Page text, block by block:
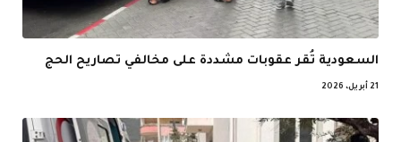
السعودية تُقر عقوبات مشددة على مخالفي تصاريح الحج
21 أبريل، 2026